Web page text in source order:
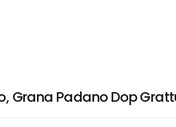
Grana Padano Dop